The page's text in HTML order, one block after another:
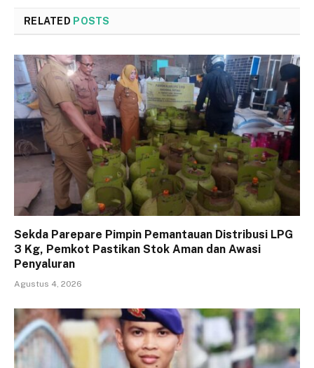
RELATED POSTS
Sekda Parepare Pimpin Pemantauan Distribusi LPG
3 Kg, Pemkot Pastikan Stok Aman dan Awasi
Penyaluran
Agustus 4, 2026